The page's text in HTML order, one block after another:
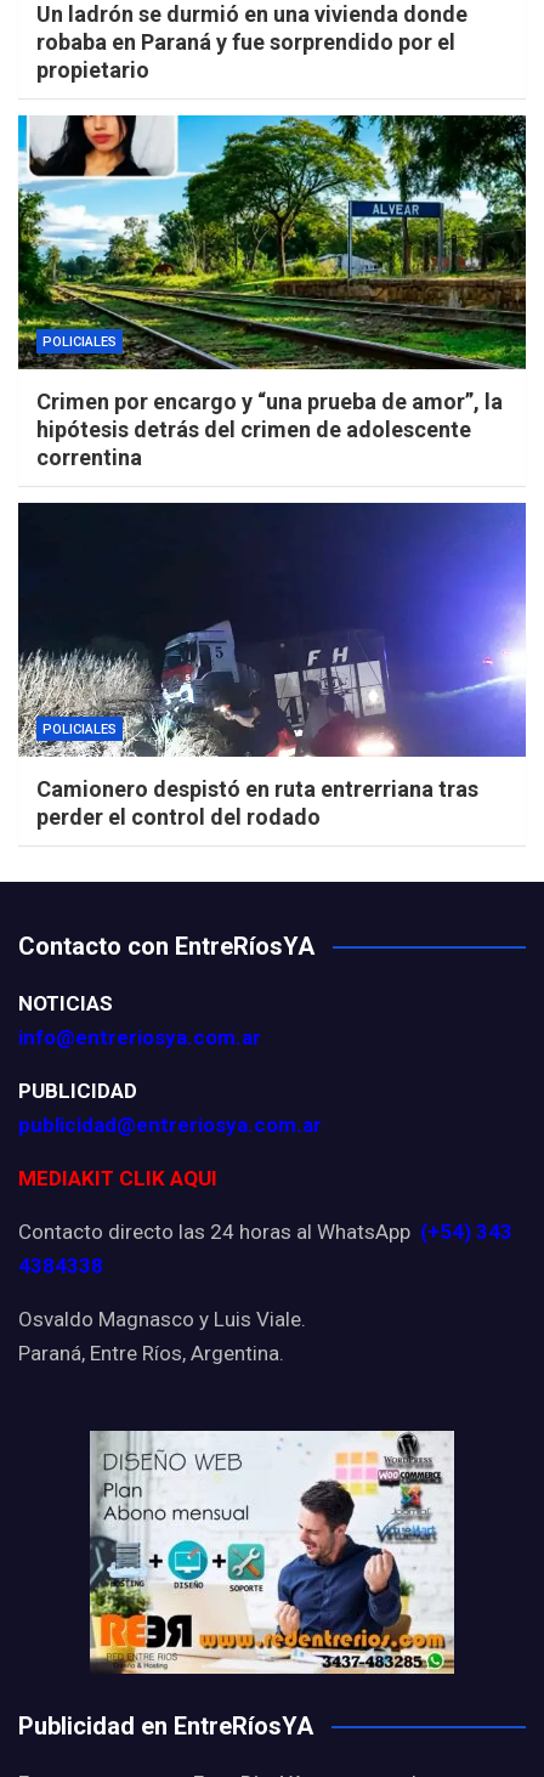
Un ladrón se durmió en una vivienda donde
robaba en Paraná y fue sorprendido por el
propietario
POLICIALES
Crimen por encargo y “una prueba de amor”, la
hipótesis detrás del crimen de adolescente
correntina
POLICIALES
Camionero despistó en ruta entrerriana tras
perder el control del rodado
Contacto con EntreRíosYA
NOTICIAS
info@entreriosya.com.ar
PUBLICIDAD
publicidad@entreriosya.com.ar
MEDIAKIT CLIK AQUI
Contacto directo las 24 horas al WhatsApp (+54) 343
4384338
Osvaldo Magnasco y Luis Viale.
Paraná, Entre Ríos, Argentina.
Publicidad en EntreRíosYA